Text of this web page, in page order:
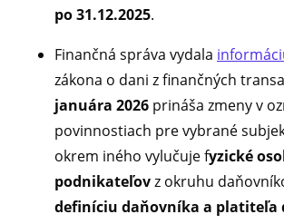
po 31.12.2025.
Finančná správa vydala
zákona o dani z finančných
januára 2026 prináša zmeny v
povinnostiach pre vybrané
okrem iného vylučuje fyzické
podnikateľovz okruhu
definíciu daňovníka a platiteľa